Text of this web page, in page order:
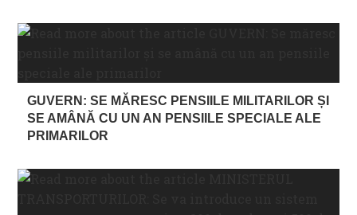
GUVERN: SE MĂRESC PENSIILE MILITARILOR ȘI
SE AMÂNĂ CU UN AN PENSIILE SPECIALE ALE
PRIMARILOR